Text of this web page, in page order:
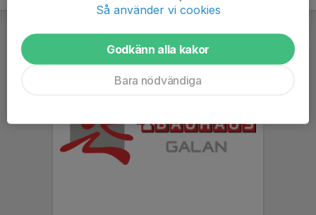
Så använder vi cookies
Godkänn alla kakor
Bara nödvändiga